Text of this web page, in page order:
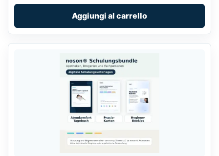
CHF 217.80.
CHF 196.02.
Aggiungi al carrello